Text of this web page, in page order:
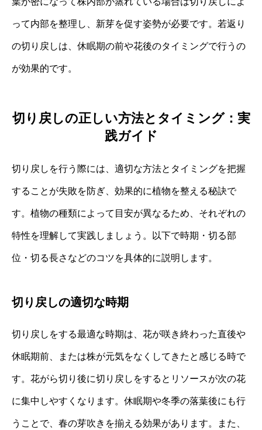
って内部を整理し、新芽を促す姿勢が必要です。若返り
の切り戻しは、休眠期の前や花後のタイミングで行うの
が効果的です。
切り戻しの正しい方法とタイミング：実
践ガイド
切り戻しを行う際には、適切な方法とタイミングを把握
することが失敗を防ぎ、効果的に植物を整える秘訣で
す。植物の種類によって目安が異なるため、それぞれの
特性を理解して実践しましょう。以下で時期・切る部
位・切る長さなどのコツを具体的に説明します。
切り戻しの適切な時期
切り戻しをする最適な時期は、花が咲き終わった直後や
休眠期前、または株が元気をなくしてきたと感じる時で
す。花がら切り後に切り戻しをするとリソースが次の花
に集中しやすくなります。休眠期や冬季の落葉後にも行
うことで、春の芽吹きを揃える効果があります。また、